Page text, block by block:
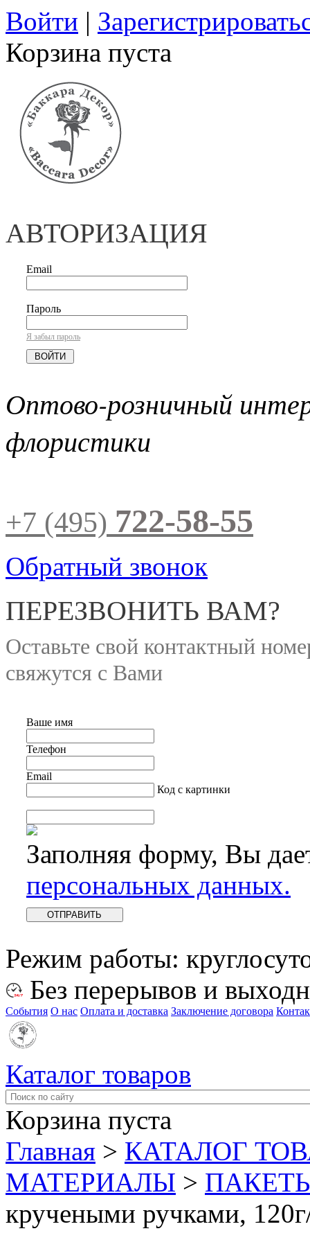
Войти |
Корзина пуста
АВТОРИЗАЦИЯ
Email
Пароль
Я забыл пароль
Оптово-розничный
флористики
+7 (495) 722-58-55
Обратный звонок
ПЕРЕЗВОНИТЬ ВАМ?
Оставьте свой контактный
свяжутся с Вами
Ваше имя
Телефон
Email
Код с картинки
Заполняя форму, Вы
персональных данных.
Режим работы:
Без перерывов и
События О нас Оплата и доставка Заключение договора
Каталог товаров
Корзина пуста
Главная > КАТАЛОГ
МАТЕРИАЛЫ >
кручеными ручками,